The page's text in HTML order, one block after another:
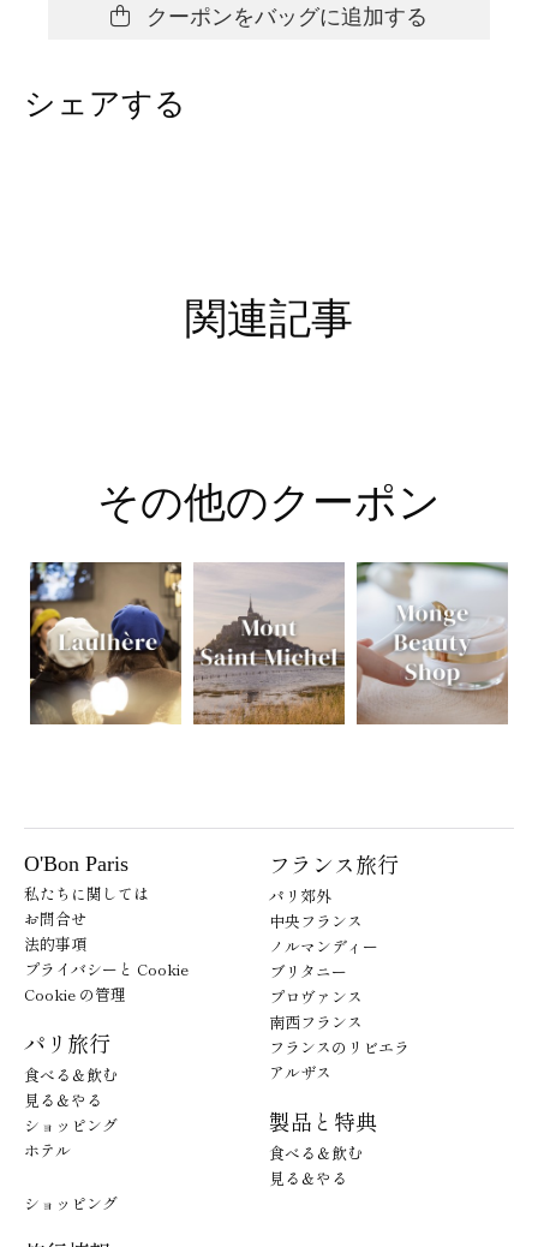
クーポンをバッグに追加する
シェアする
関連記事
その他のクーポン
O'Bon Paris
私たちに関しては
お問合せ
法的事項
プライバシーと Cookie
Cookie の管理
パリ旅行
食べる＆飲む
見る＆やる
ショッピング
ホテル
フランス旅行
パリ郊外
中央フランス
ノルマンディー
ブリタニー
プロヴァンス
南西フランス
フランスのリビエラ
アルザス
製品と特典
食べる＆飲む
見る＆やる
ショッピング